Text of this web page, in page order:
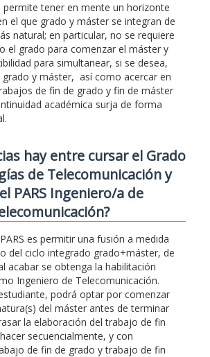
permite tener en mente un horizonte
el que grado y máster se integran de
natural; en particular, no se requiere
el grado para comenzar el máster y
para simultanear, si se desea,
grado y máster, así como acercar en
de fin de grado y fin de máster
académica surja de forma
hay entre cursar el Grado
de Telecomunicación y
PARS Ingeniero/a de
es permitir una fusión a medida
del ciclo integrado grado+máster, de
acabar se obtenga la habilitación
Ingeniero de Telecomunicación.
podrá optar por comenzar
del máster antes de terminar
la elaboración del trabajo de fin
secuencialmente, y con
de fin de grado y trabajo de fin